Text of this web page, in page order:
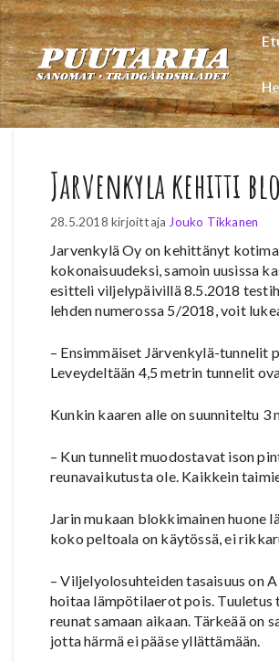
Siirry
sisältöön
Jarvenkyla kehitti
28.5.2018 kirjoittaja Jouko Tikkanen
Jarvenkylä Oy on kehittänyt
kokonaisuudeksi, samoin uusissa
esitteli viljelypäivillä 8.5.2018
lehden numerossa 5/2018, voit
– Ensimmäiset Järvenkylä-tunnelit
Leveydeltään 4,5 metrin tunnelit
Kunkin kaaren alle on suunniteltu
– Kun tunnelit muodostavat ison
reunavaikutusta ole. Kaikkein
Jarin mukaan blokkimainen huone
koko peltoala on käytössä, ei
– Viljelyolosuhteiden tasaisuus on
hoitaa lämpötilaerot pois. Tuuletus
reunat samaan aikaan. Tärkeää on
jotta härmä ei pääse yllättämään.